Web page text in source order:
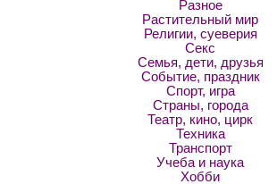
Разное
Растительный мир
Религии, суеверия
Секс
Семья, дети, друзья
Событие, праздник
Спорт, игра
Страны, города
Театр, кино, цирк
Техника
Транспорт
Учеба и наука
Хобби